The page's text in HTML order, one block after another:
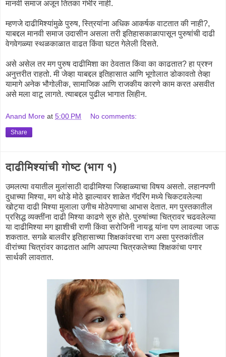
मानवी समाज अजून तितका गंभीर नाही.
म्हणजे दाढीमिश्यांमुळे पुरुष, स्त्रियांना अधिक आकर्षक वाटतात की नाही?,
याबद्दल मानवी समाज उदासीन असला तरी इतिहासकाळापासून पुरुषांची दाढी
वेगवेगळ्या स्थळकाळात वाढत किंवा घटत गेलेली दिसते.
असे असेल तर मग पुरुष दाढीमिशा का ठेवतात किंवा का काढतात? हा प्रश्न
अनुत्तरीत राहतो. मी जेव्हा याबद्दल इतिहासात आणि भूगोलात डोकावतो तेव्हा
यामागे अनेक भौगोलीक, सामाजिक आणि राजकीय कारणे काम करत असवीत
असे मला वाटू लागते. त्याबद्दल पुढील भागात लिहीन.
Anand More at 5:00 PM No comments:
Share
दाढीमिश्यांची गोष्ट (भाग १)
उमलत्या वयातील मुलांसाठी दाढीमिश्या जिव्हाळ्याचा विषय असतो. लहानपणी
दुधाच्या मिश्या, मग थोडे मोठे झाल्यावर शाळेत गॅदरिंग मध्ये चिकटवलेल्या
खोट्या दाढी मिश्या मुलाला उगीच मोठेपणाचा आभास देतात. मग पुस्तकातील
प्रसिद्ध व्यक्तींना दाढी मिश्या काढणे सुरु होते. पुरुषांच्या चित्रावर चढवलेल्या
या दाढीमिश्या मग झाशीची राणी किंवा सरोजिनी नायडू यांना पण लावल्या जाऊ
शकतात. सगळे बालवीर इतिहासाच्या शिक्षकांवरचा राग असा पुस्तकांतील
वीरांच्या चित्रांवर काढतात आणि आपल्या चित्रकलेच्या शिक्षकांचा पगार
सार्थकी लावतात.